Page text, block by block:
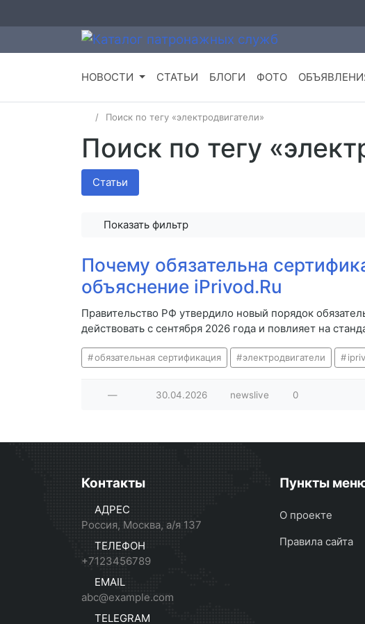
НОВОСТИ СТАТЬИ БЛОГИ ФОТО
Поиск по тегу «электродвигатели»
Поиск по тегу
Статьи
Показать фильтр
Почему обязательна
объяснение iPrivod.Ru
Правительство РФ утвердило новый порядок
действовать с сентября 2026 года и повлияет на
обязательная сертификация электродвигатели
— 30.04.2026 newslive 0
Контакты
АДРЕС
Россия, Москва, а/я 137
ТЕЛЕФОН
+7123456789
EMAIL
abc@example.com
TELEGRAM
Пункты
О проекте
Правила сайта